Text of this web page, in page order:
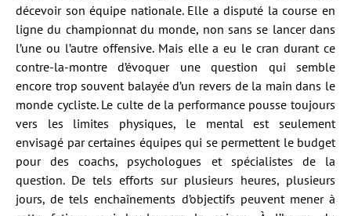
décevoir son équipe nationale. Elle a disputé la course en
ligne du championnat du monde, non sans se lancer dans
l’une ou l’autre offensive. Mais elle a eu le cran durant ce
contre-la-montre d’évoquer une question qui semble
encore trop souvent balayée d’un revers de la main dans le
monde cycliste. Le culte de la performance pousse toujours
vers les limites physiques, le mental est seulement
envisagé par certaines équipes qui se permettent le budget
pour des coachs, psychologues et spécialistes de la
question. De tels efforts sur plusieurs heures, plusieurs
jours, de tels enchaînements d’objectifs peuvent mener à